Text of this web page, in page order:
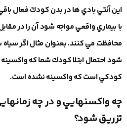
اين آنتي بادي ها در بدن كودك فعال
با بيماري واقعي مواجه شود آن را در
محافظت مي كنند. بعنوان مثال اگر
شود احتمال ابتلا كودك شما كه
كودكي است كه واكسينه نشده است.
چه واكسنهايي و در چه
تزريق شود؟